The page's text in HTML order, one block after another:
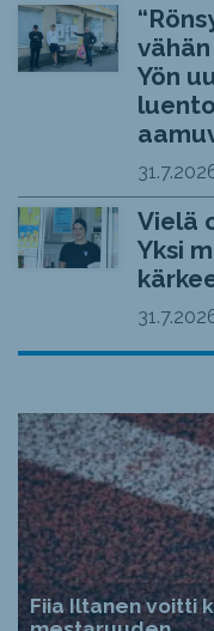
Yön
Vielä
Yksi
Fiia Iltanen voitti